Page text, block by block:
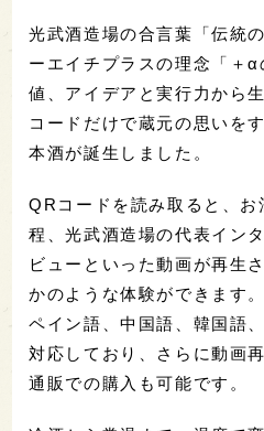
光武酒造場の合言葉「伝統
ーエイチプラスの理念「＋
値、アイデアと実行力から
コードだけで蔵元の思いを
本酒が誕生しました。
QRコードを読み取ると、
程、光武酒造場の代表イン
ビューといった動画が再生
かのような体験ができます
ペイン語、中国語、韓国語
対応しており、さらに動画
通販での購入も可能です。